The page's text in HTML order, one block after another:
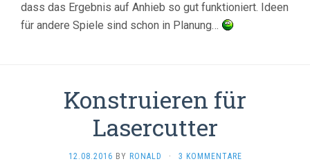
dass das Ergebnis auf Anhieb so gut funktioniert. Ideen
für andere Spiele sind schon in Planung…
Konstruieren für
Lasercutter
12.08.2016 BY RONALD · 3 KOMMENTARE